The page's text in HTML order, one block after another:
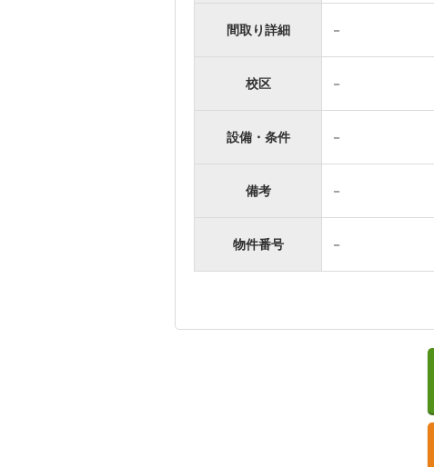
間取り詳細 －
校区 －
設備・条件 －
備考 －
物件番号 －